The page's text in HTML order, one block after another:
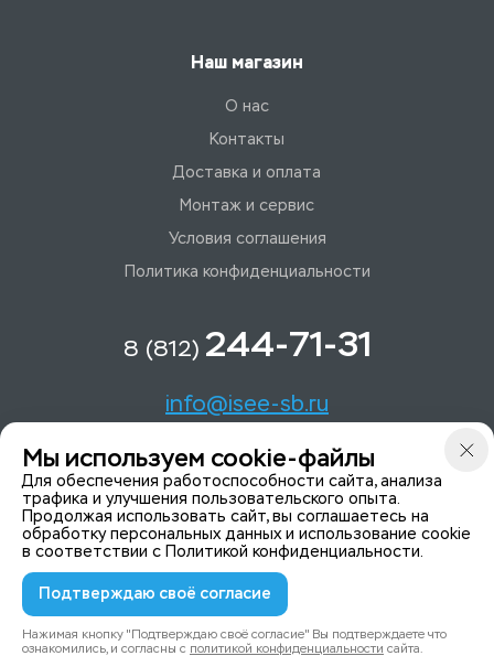
Наш магазин
О нас
Контакты
Доставка и оплата
Монтаж и сервис
Условия соглашения
Политика конфиденциальности
8 (812) 244-71-31
info@isee-sb.ru
Светлановский пр-кт, д. 70, корп. 1
Мы в Telegam
© 2015-2026 ISeeYou - системы безопасности
Политика конфиденциальности
Мы используем cookie-файлы
Для обеспечения работоспособности сайта, анализа
трафика и улучшения пользовательского опыта.
Продолжая использовать сайт, вы соглашаетесь на
обработку персональных данных и использование cookie
в соответствии с Политикой конфиденциальности.
Подтверждаю своё согласие
Нажимая кнопку "Подтверждаю своё согласие" Вы подтверждаете что
ознакомились, и согласны с политикой конфиденциальности сайта.